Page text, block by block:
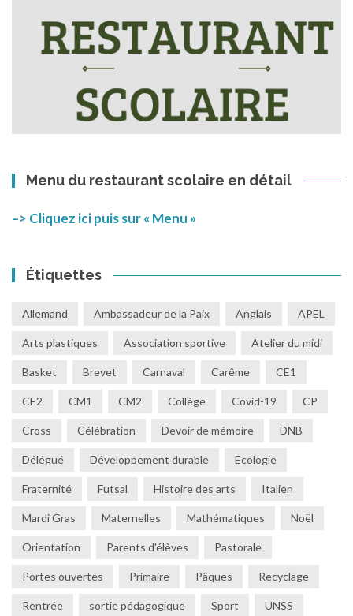
Menu du restaurant scolaire en détail
–> Cliquez ici puis sur « Menu »
Étiquettes
Allemand Ambassadeur de la Paix Anglais APEL
Arts plastiques Association sportive Atelier du midi
Basket Brevet Carnaval Carême CE1
CE2 CM1 CM2 Collège Covid-19 CP
Cross Célébration Devoir de mémoire DNB
Délégué Développement durable Ecologie
Fraternité Futsal Histoire des arts Italien
Mardi Gras Maternelles Mathématiques Noël
Orientation Parents d'élèves Pastorale
Portes ouvertes Primaire Pâques Recyclage
Rentrée sortie pédagogique Sport UNSS